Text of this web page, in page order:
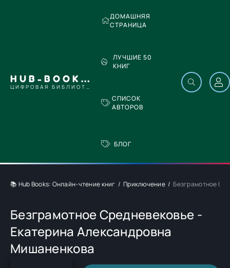
HUB-BOOKS.COM
ЦИФРОВАЯ БИБЛИОТЕКА
ДОМАШНЯЯ
СТРАНИЦА
ЛУЧШИЕ 50
КНИГ
СПИСОК
АВТОРОВ
БЛОГ
📚 Hub Books: Онлайн-чтение книг Приключение Безграмотное
Безграмотное Средневековье -
Екатерина Александровна
Мишаненкова